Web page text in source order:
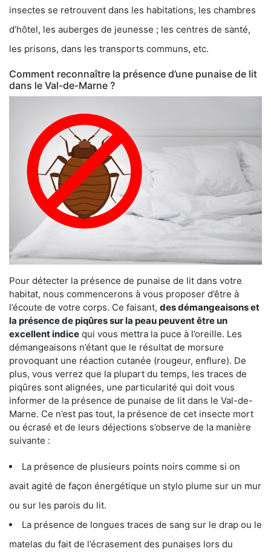
insectes se retrouvent dans les habitations, les chambres
d’hôtel, les auberges de jeunesse ; les centres de santé,
les prisons, dans les transports communs, etc.
Comment reconnaître la présence d’une punaise de lit
dans le Val-de-Marne ?
Pour détecter la présence de punaise de lit dans votre
habitat, nous commencerons à vous proposer d’être à
l’écoute de votre corps. Ce faisant, des démangeaisons et
la présence de piqûres sur la peau peuvent être un
excellent indice qui vous mettra la puce à l’oreille. Les
démangeaisons n’étant que le résultat de morsure
provoquant une réaction cutanée (rougeur, enflure). De
plus, vous verrez que la plupart du temps, les traces de
piqûres sont alignées, une particularité qui doit vous
informer de la présence de punaise de lit dans le Val-de-
Marne. Ce n’est pas tout, la présence de cet insecte mort
ou écrasé et de leurs déjections s’observe de la manière
suivante :
La présence de plusieurs points noirs comme si on
avait agité de façon énergétique un stylo plume sur un mur
ou sur les parois du lit.
La présence de longues traces de sang sur le drap ou le
matelas du fait de l’écrasement des punaises lors du